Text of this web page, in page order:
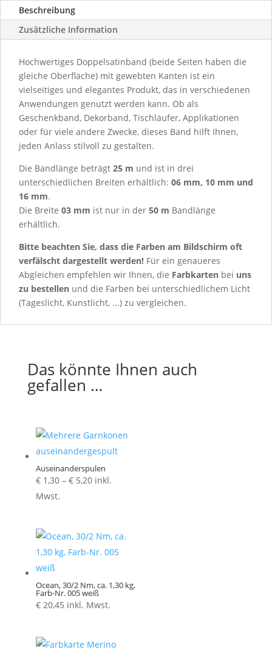
Beschreibung
Zusätzliche Information
Hochwertiges Doppelsatinband (beide Seiten haben die
gleiche Oberfläche) mit gewebten Kanten ist ein
vielseitiges und elegantes Produkt, das in verschiedenen
Anwendungen genutzt werden kann. Ob als
Geschenkband, Dekorband, Tischläufer, Applikationen
oder für viele andere Zwecke, dieses Band hilft Ihnen,
jeden Anlass stilvoll zu gestalten.
Die Bandlänge beträgt 25 m und ist in drei
unterschiedlichen Breiten erhältlich: 06 mm, 10 mm und
16 mm.
Die Breite 03 mm ist nur in der 50 m Bandlänge
erhältlich.
Bitte beachten Sie, dass die Farben am Bildschirm oft
verfälscht dargestellt werden! Für ein genaueres
Abgleichen empfehlen wir Ihnen, die Farbkarten bei uns
zu bestellen und die Farben bei unterschiedlichem Licht
(Tageslicht, Kunstlicht, ...) zu vergleichen.
Das könnte Ihnen auch
gefallen …
Auseinanderspulen
€1,30 – €5,20Preisspanne:
inkl.
Mwst.
Ocean, 30/2 Nm, ca. 1,30 kg,
Farb-Nr. 005 weiß
€20,45 inkl. Mwst.